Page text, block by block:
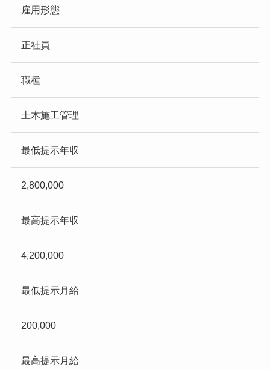
雇用形態
正社員
職種
土木施工管理
最低提示年収
2,800,000
最高提示年収
4,200,000
最低提示月給
200,000
最高提示月給